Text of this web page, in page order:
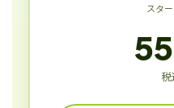
スタ
税